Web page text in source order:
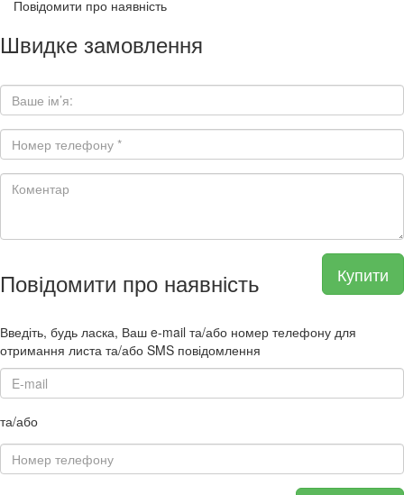
Повідомити про наявність
Швидке замовлення
Купити
Повідомити про наявність
Введіть, будь ласка, Ваш e-mail та/або номер телефону для
отримання листа та/або SMS повідомлення
та/або